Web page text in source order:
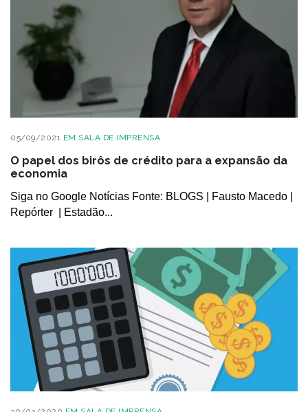
05/09/2021 EM SALA DE IMPRENSA
O papel dos birôs de crédito para a expansão da
economia
Siga no Google Notícias Fonte: BLOGS | Fausto Macedo |
Repórter | Estadão...